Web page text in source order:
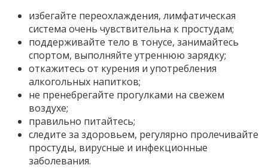
избегайте переохлаждения, лимфатическая
система очень чувствительна к простудам;
поддерживайте тело в тонусе, занимайтесь
спортом, выполняйте утреннюю зарядку;
откажитесь от курения и употребления
алкогольных напитков;
не пренебрегайте прогулками на свежем
воздухе;
правильно питайтесь;
следите за здоровьем, регулярно пролечивайте
простуды, вирусные и инфекционные
заболевания.